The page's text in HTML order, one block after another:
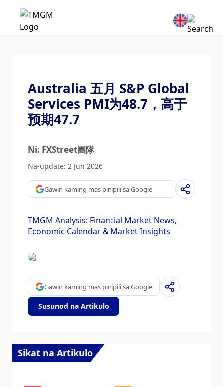
Australia 五月 S&P Global
Services PMI为48.7，高于
预期47.7
Ni: FXStreet團隊
Na-update: 2 Jun 2026
Gawin kaming mas pinipili sa Google
TMGM Analysis: Financial Market News,
Economic Calendar & Market Insights
Gawin kaming mas pinipili sa Google
Susunod na Artikulo
Sikat na Artikulo